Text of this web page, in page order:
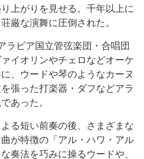
上がりを見せる。千年以上に
厳な演舞に圧倒された。
ビア国立管弦楽団・合唱団
イオリンやチェロなどオーケ
、ウードや琴のようなカーヌ
張った打楽器・ダフなどアラ
あった。
る短い前奏の後、さまざまな
が特徴の「アル・ハワ・アル
奏法を巧みに操るウードや、